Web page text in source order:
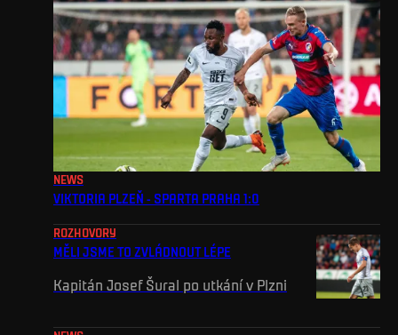
NEWS
VIKTORIA PLZEŇ - SPARTA PRAHA 1:0
ROZHOVORY
MĚLI JSME TO ZVLÁDNOUT LÉPE
Kapitán Josef Šural po utkání v Plzni